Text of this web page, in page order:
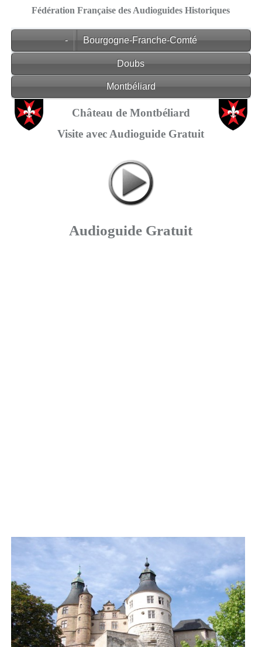
Fédération Française des Audioguides Historiques
- Bourgogne-Franche-Comté
Doubs
Montbéliard
Château de Montbéliard
Visite avec Audioguide Gratuit
Audioguide Gratuit